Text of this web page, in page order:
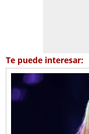
Te puede interesar: